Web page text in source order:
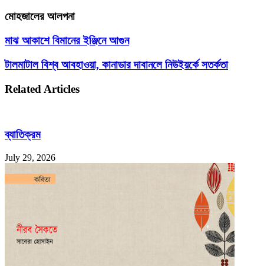
মোহজালের আলপনা
মাঝ
বিমানের
ইঞ্জিনে
মাঝ আকাশে বিমানের ইঞ্জিনে আগুন
টালমাটাল
আবহাওয়া,
কানাডার
সতর্কতা
টালমাটাল বিশ্ব আবহাওয়া, কানাডার দাবানলে নিউইয়র্কে সতর্কতা
Related Articles
ব্যাতিক্রম
July 29, 2026